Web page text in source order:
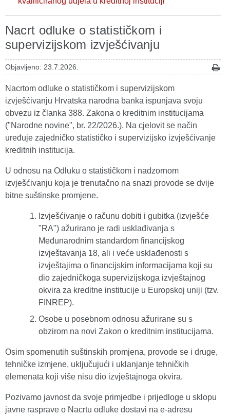
Nacrt odluke o statističkom i
supervizijskom izvješćivanju
Objavljeno: 23.7.2026.
Nacrtom odluke o statističkom i supervizijskom
izvješćivanju Hrvatska narodna banka ispunjava svoju
obvezu iz članka 388. Zakona o kreditnim institucijama
("Narodne novine", br. 22/2026.). Na cjelovit se način
uređuje zajedničko statističko i supervizijsko izvješćivanje
kreditnih institucija.
U odnosu na Odluku o statističkom i nadzornom
izvješćivanju koja je trenutačno na snazi provode se dvije
bitne suštinske promjene.
Izvješćivanje o računu dobiti i gubitka (izvješće
"RA") ažurirano je radi usklađivanja s
Međunarodnim standardom financijskog
izvještavanja 18, ali i veće usklađenosti s
izvještajima o financijskim informacijama koji su
dio zajedničkoga supervizijskoga izvještajnog
okvira za kreditne institucije u Europskoj uniji (tzv.
FINREP).
Osobe u posebnom odnosu ažurirane su s
obzirom na novi Zakon o kreditnim institucijama.
Osim spomenutih suštinskih promjena, provode se i druge,
tehničke izmjene, uključujući i uklanjanje tehničkih
elemenata koji više nisu dio izvještajnoga okvira.
Pozivamo javnost da svoje primjedbe i prijedloge u sklopu
javne rasprave o Nacrtu odluke dostavi na e-adresu